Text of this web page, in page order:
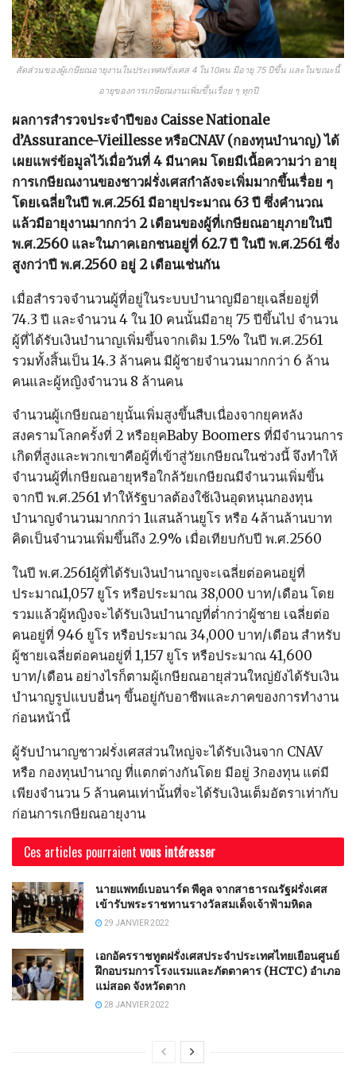
สัดส่วนของผู้เกษียณอายุงานในประเทศฝรั่งเศส 4 ใน10คน มีอายุ 75 ปีขึ้น และในขณะนี้
อายุของการเกษียณงานเพิ่มขึ้นเรื่อย ๆ ทุกปี
ผลการสำรวจประจำปีของ Caisse Nationale
d’Assurance-Vieillesse หรือCNAV (กองทุนบำนาญ) ได้
เผยแพร่ข้อมูลไว้เมื่อวันที่ 4 มีนาคม โดยมีเนื้อความว่า อายุ
การเกษียณงานของชาวฝรั่งเศสกำลังจะเพิ่มมากขึ้นเรื่อย ๆ
โดยเฉลี่ยในปี พ.ศ.2561 มีอายุประมาณ 63 ปี ซึ่งคำนวณ
แล้วมีอายุงานมากกว่า 2 เดือนของผู้ที่เกษียณอายุภายในปี
พ.ศ.2560 และในภาคเอกชนอยู่ที่ 62.7 ปี ในปี พ.ศ.2561 ซึ่ง
สูงกว่าปี พ.ศ.2560 อยู่ 2 เดือนเช่นกัน
เมื่อสำรวจจำนวนผู้ที่อยู่ในระบบบำนาญมีอายุเฉลี่ยอยู่ที่
74.3 ปี และจำนวน 4 ใน 10 คนนั้นมีอายุ 75 ปีขึ้นไป จำนวน
ผู้ที่ได้รับเงินบำนาญเพิ่มขึ้นจากเดิม 1.5% ในปี พ.ศ.2561
รวมทั้งสิ้นเป็น 14.3 ล้านคน มีผู้ชายจำนวนมากกว่า 6 ล้าน
คนและผู้หญิงจำนวน 8 ล้านคน
จำนวนผู้เกษียณอายุนั้นเพิ่มสูงขึ้นสืบเนื่องจากยุคหลัง
สงครามโลกครั้งที่ 2 หรือยุคBaby Boomers ที่มีจำนวนการ
เกิดที่สูงและพวกเขาคือผู้ที่เข้าสู่วัยเกษียณในช่วงนี้ จึงทำให้
จำนวนผู้ที่เกษียณอายุหรือใกล้วัยเกษียณมีจำนวนเพิ่มขึ้น
จากปี พ.ศ.2561 ทำให้รัฐบาลต้องใช้เงินอุดหนุนกองทุน
บำนาญจำนวนมากกว่า 1แสนล้านยูโร หรือ 4ล้านล้านบาท
คิดเป็นจำนวนเพิ่มขึ้นถึง 2.9% เมื่อเทียบกับปี พ.ศ.2560
ในปี พ.ศ.2561ผู้ที่ได้รับเงินบำนาญจะเฉลี่ยต่อคนอยู่ที่
ประมาณ1,057 ยูโร หรือประมาณ 38,000 บาท/เดือน โดย
รวมแล้วผู้หญิงจะได้รับเงินบำนาญที่ต่ำกว่าผู้ชาย เฉลี่ยต่อ
คนอยู่ที่ 946 ยูโร หรือประมาณ 34,000 บาท/เดือน สำหรับ
ผู้ชายเฉลี่ยต่อคนอยู่ที่ 1,157 ยูโร หรือประมาณ 41,600
บาท/เดือน อย่างไรก็ตามผู้เกษียณอายุส่วนใหญ่ยังได้รับเงิน
บำนาญรูปแบบอื่นๆ ขึ้นอยู่กับอาชีพและภาคของการทำงาน
ก่อนหน้านี้
ผู้รับบำนาญชาวฝรั่งเศสส่วนใหญ่จะได้รับเงินจาก CNAV
หรือ กองทุนบำนาญ ที่แตกต่างกันโดย มีอยู่ 3กองทุน แต่มี
เพียงจำนวน 5 ล้านคนเท่านั้นที่จะได้รับเงินเต็มอัตราเท่ากับ
ก่อนการเกษียณอายุงาน
Ces articles pourraient vous intéresser
นายแพทย์เบอนาร์ด พีคูล จากสาธารณรัฐฝรั่งเศส
เข้ารับพระราชทานรางวัลสมเด็จเจ้าฟ้ามหิดล
29 JANVIER 2022
เอกอัครราชทูตฝรั่งเศสประจำประเทศไทยเยือนศูนย์
ฝึกอบรมการโรงแรมและภัตตาคาร (HCTC) อำเภอ
แม่สอด จังหวัดตาก
28 JANVIER 2022